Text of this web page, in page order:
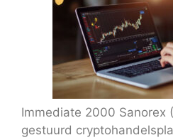
Immediate 2000 Sanorex
gestuurd